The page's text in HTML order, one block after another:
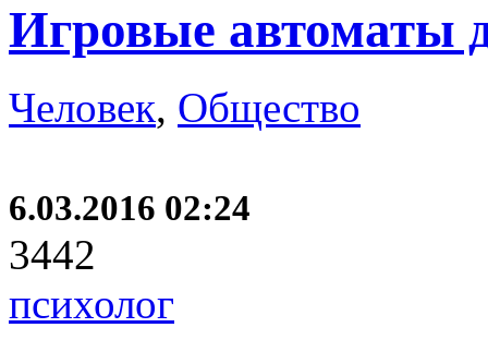
Игровые автоматы
Человек, Общество
6.03.2016 02:24
3442
психолог